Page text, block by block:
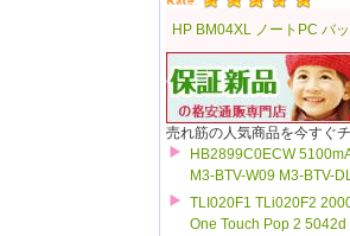
HP BM04XL ノートPC バ
売れ筋の人気商品を今すぐ
HB2899C0ECW
M3-BTV-W09 M3-BTV-
TLI020F1 TLi020F2
One Touch Pop 2 5042d